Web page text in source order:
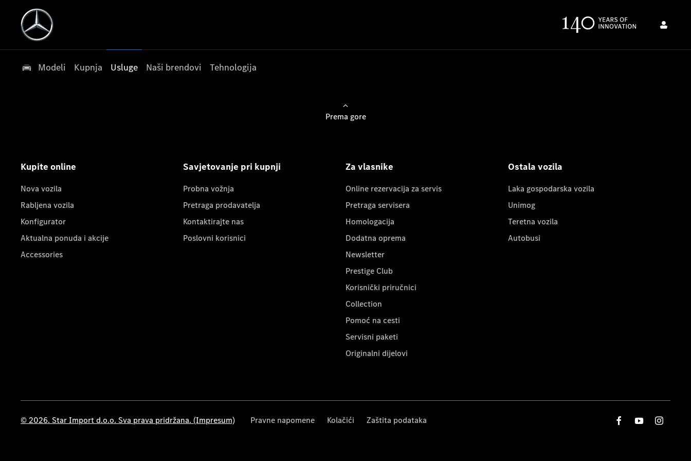
Modeli Kupnja Usluge Naši brendovi Tehnologija
Prema gore
Kupite online
Nova vozila
Rabljena vozila
Konfigurator
Aktualna ponuda i akcije
Accessories
Savjetovanje pri kupnji
Probna vožnja
Pretraga prodavatelja
Kontaktirajte nas
Poslovni korisnici
Za vlasnike
Online rezervacija za servis
Pretraga servisera
Homologacija
Dodatna oprema
Newsletter
Prestige Club
Korisnički priručnici
Collection
Pomoć na cesti
Servisni paketi
Originalni dijelovi
Ostala vozila
Laka gospodarska vozila
Unimog
Teretna vozila
Autobusi
© 2026. Star Import d.o.o. Sva prava pridržana. (Impresum) Pravne napomene Kolačići Zaštita podataka